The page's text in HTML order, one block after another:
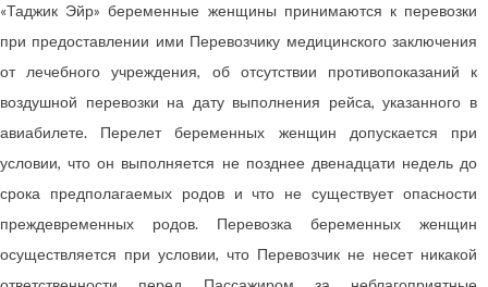
«Таджик Эйр» беременные женщины принимаются к перевозки
при предоставлении ими Перевозчику медицинского заключения
от лечебного учреждения, об отсутствии противопоказаний к
воздушной перевозки на дату выполнения рейса, указанного в
авиабилете. Перелет беременных женщин допускается при
условии, что он выполняется не позднее двенадцати недель до
срока предполагаемых родов и что не существует опасности
преждевременных родов. Перевозка беременных женщин
осуществляется при условии, что Перевозчик не несет никакой